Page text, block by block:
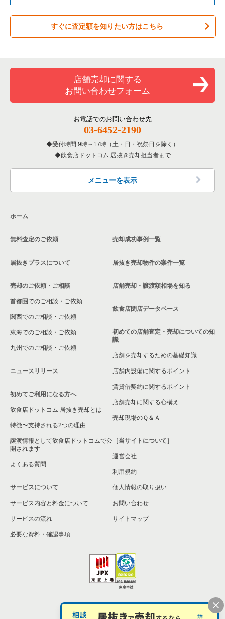
バーの居抜き売却物件の案件一覧
居酒屋・ダイニングバーの居抜き売却物件の案件一覧
洋食の居抜き売却物件の案件一覧
その他の居抜き売却物件の案件一覧
台東区の飲食店の居抜き売却物件の案件一覧
練馬区の飲食店の居抜き売却物件の案件一覧
北区の飲食店の居抜き売却物件の案件一覧
江戸川区の飲食店の居抜き売却物件の案件一覧
墨田区の飲食店の居抜き売却物件の案件一覧
品川区の飲食店の居抜き売却物件の案件一覧
中野区の飲食店の居抜き売却物件の案件一覧
東京23区のテイクアウトの居抜き売却物件の案件一覧
東京23区のお弁当・惣菜・デリの居抜き売却物件の案件一覧
東京23区のバーの居抜き売却物件の案件一覧
東京23区の居酒屋・ダイニングバーの居抜き売却物件の案件一
東京23区の専門料理の居抜き売却物件の案件一覧
東京23区の和食の居抜き売却物件の案件一覧
東京23区の洋食の居抜き売却物件の案件一覧
中央区のカフェの居抜き売却物件の案件一覧
中央区のお弁当・惣菜・デリの居抜き売却物件の案件一覧
中央区のバーの居抜き売却物件の案件一覧
中央区の居酒屋・ダイニングバーの居抜き売却物件の案件一覧
中央区の専門料理の居抜き売却物件の案件一覧
中央区の和食の居抜き売却物件の案件一覧
中央区の洋食の居抜き売却物件の案件一覧
すぐに査定額を知りたい方はこちら
店舗売却に関する
お問い合わせフォーム
お電話でのお問い合わせ先
03-6452-2190
受付時間 9時～17時（土・日・祝祭日を除く）
飲食店ドットコム 居抜き売却担当者まで
メニューを表示
ホーム
無料査定のご依頼
居抜きプラスについて
売却のご依頼・ご相談
首都圏でのご相談・ご依頼
関西でのご相談・ご依頼
東海でのご相談・ご依頼
九州でのご相談・ご依頼
ニュースリリース
初めてご利用になる方へ
飲食店ドットコム 居抜き売却とは
特徴〜支持される2つの理由
譲渡情報として飲食店ドットコムで公
開されます
よくある質問
サービスについて
サービス内容と料金について
サービスの流れ
必要な資料・確認事項
売却成功事例一覧
居抜き売却物件の案件一覧
店舗売却・譲渡額相場を知る
飲食店閉店データベース
初めての店舗査定・売却についての知
識
店舗を売却するための基礎知識
店舗内設備に関するポイント
賃貸借契約に関するポイント
店舗売却に関する心構え
売却現場のＱ＆Ａ
［当サイトについて］
運営会社
利用規約
個人情報の取り扱い
お問い合わせ
サイトマップ
個人情報の取扱い